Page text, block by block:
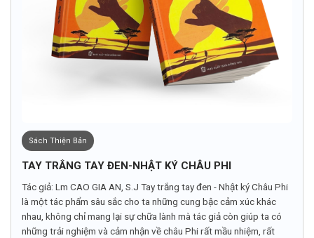
Sách Thiện Bản
TAY TRẮNG TAY ĐEN-NHẬT KÝ CHÂU PHI
Tác giả: Lm CAO GIA AN, S.J Tay trắng tay đen - Nhật ký Châu Phi
là một tác phẩm sâu sắc cho ta những cung bậc cảm xúc khác
nhau, không chỉ mang lại sự chữa lành mà tác giả còn giúp ta có
những trải nghiệm và cảm nhận về châu Phi rất mầu nhiệm, rất